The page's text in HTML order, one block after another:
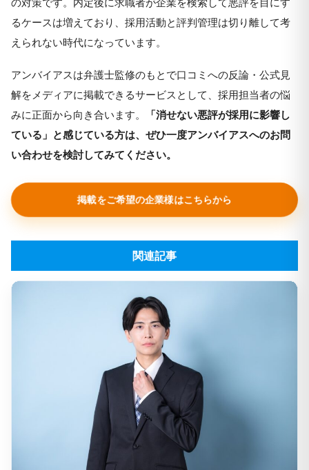
るケースは増えており、採用活動と評判管理は切り離して考
えられない時代になっています。
アンバイアスは弁護士監修のもとで口コミへの反論・公式見
解をメディアに掲載できるサービスとして、採用担当者の悩
みに正面から向き合います。
「消せない悪評が採用に影響し
ている」と感じている方は、ぜひ一度アンバイアスへのお問
い合わせを検討してみてください。
掲載をご希望の企業様はこちらから
関連記事